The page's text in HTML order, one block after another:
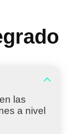
las
a nivel